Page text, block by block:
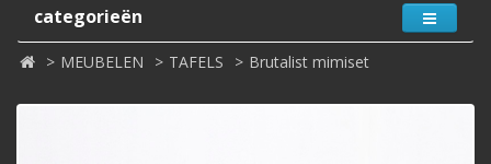
categorieën
MEUBELEN TAFELS Brutalist mimiset